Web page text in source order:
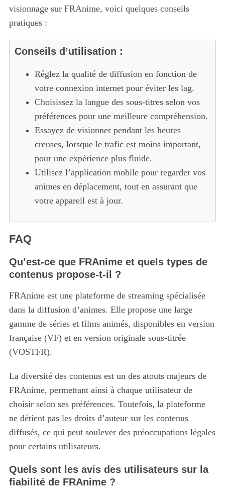
visionnage sur FRAnime, voici quelques conseils
pratiques :
Conseils d’utilisation :
Réglez la qualité de diffusion en fonction de
votre connexion internet pour éviter les lag.
Choisissez la langue des sous-titres selon vos
préférences pour une meilleure compréhension.
Essayez de visionner pendant les heures
creuses, lorsque le trafic est moins important,
pour une expérience plus fluide.
Utilisez l’application mobile pour regarder vos
animes en déplacement, tout en assurant que
votre appareil est à jour.
FAQ
Qu’est-ce que FRAnime et quels types de
contenus propose-t-il ?
FRAnime est une plateforme de streaming spécialisée
dans la diffusion d’animes. Elle propose une large
gamme de séries et films animés, disponibles en version
française (VF) et en version originale sous-titrée
(VOSTFR).
La diversité des contenus est un des atouts majeurs de
FRAnime, permettant ainsi à chaque utilisateur de
choisir selon ses préférences. Toutefois, la plateforme
ne détient pas les droits d’auteur sur les contenus
diffusés, ce qui peut soulever des préoccupations légales
pour certains utilisateurs.
Quels sont les avis des utilisateurs sur la
fiabilité de FRAnime ?
S